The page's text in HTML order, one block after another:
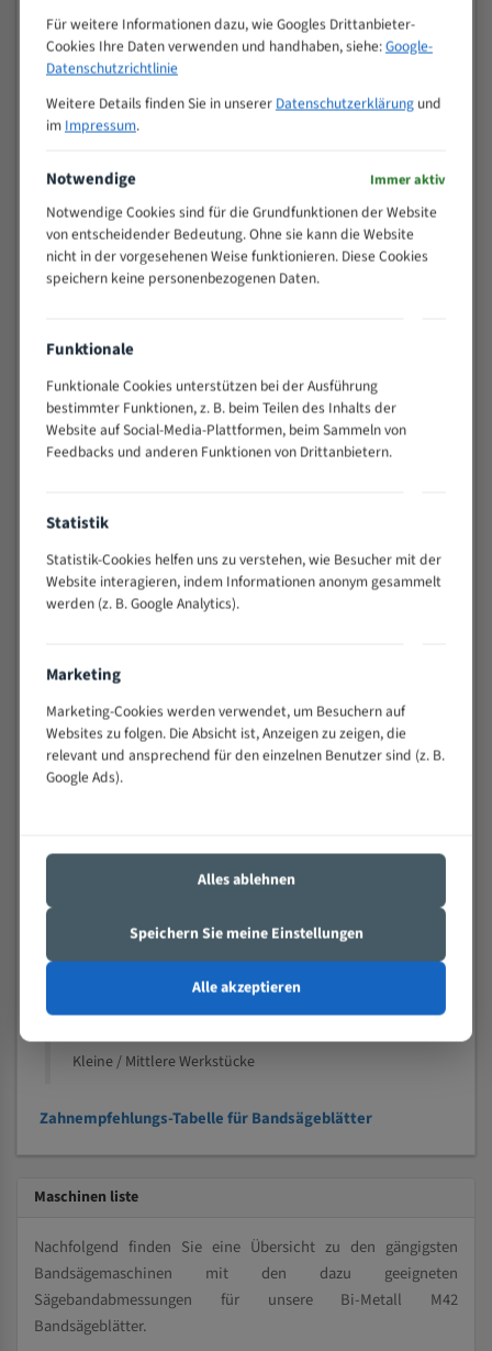
Zoll (ZpZ))
>
25
10/14
15 - 40
8/12
25 - 50
50 - 120
80 - 180
3/4
130 -
350
2/3
150 -
600
> 500
0,75/1,25
Vorteile:
Vielseitiges Bandsägeblatt für verschiedenste
Widerstandsfähig gegen Zahnbruch auch bei
schwierigen Werkstücken (Materialmischung,
wechselnde Verbindungslängen)
Sehr geringe Vibration
Technische Beschreibung:
Positiver Spanwinkel
Bandkörper aus hochlegiertem Federstahl
Legierte HSS-beschichtete Zahnspitzen
Nichteisenmetalle
Kleine / Mittlere Werkstücke
Zahnempfehlungs-Tabelle für Bandsägeblätter
Maschinen liste
Nachfolgend finden Sie eine Übersicht zu den gängigsten
Bandsägemaschinen mit den dazu geeigneten
Sägebandabmessungen für unsere Bi-Metall M42
Bandsägeblätter.
Für weitere Informationen dazu, wie Googles Drittanbieter-
Cookies Ihre Daten verwenden und handhaben, siehe:Google-
Datenschutzrichtlinie
Weitere Details finden Sie in unserer Datenschutzerklärungund
im Impressum.
Notwendige Immer aktiv
Notwendige Cookies sind für die Grundfunktionen der Website
von entscheidender Bedeutung. Ohne sie kann die Website
nicht in der vorgesehenen Weise funktionieren. Diese Cookies
speichern keine personenbezogenen Daten.
Funktionale
Funktionale Cookies unterstützen bei der Ausführung
bestimmter Funktionen, z. B. beim Teilen des Inhalts der
Website auf Social-Media-Plattformen, beim Sammeln von
Feedbacks und anderen Funktionen von Drittanbietern.
Statistik
Statistik-Cookies helfen uns zu verstehen, wie Besucher mit der
Website interagieren, indem Informationen anonym gesammelt
werden (z. B. Google Analytics).
Marketing
Marketing-Cookies werden verwendet, um Besuchern auf
Websites zu folgen. Die Absicht ist, Anzeigen zu zeigen, die
relevant und ansprechend für den einzelnen Benutzer sind (z. B.
Google Ads).
Alles ablehnen
Speichern Sie meine Einstellungen
Alle akzeptieren